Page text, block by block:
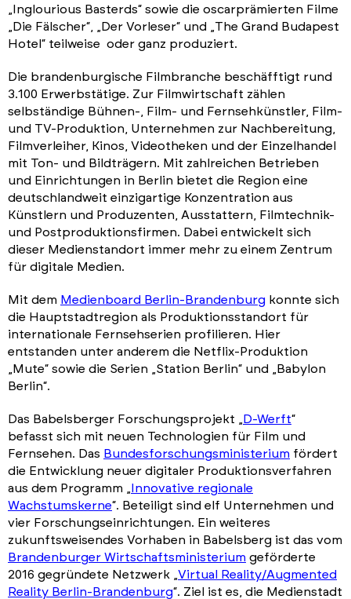
„Inglourious Basterds“ sowie die oscarprämierten Filme
„Die Fälscher“, „Der Vorleser“ und „The Grand Budapest
Hotel“ teilweise oder ganz produziert.
Die brandenburgische Filmbranche beschäfftigt rund
3.100 Erwerbstätige. Zur Filmwirtschaft zählen
selbständige Bühnen-, Film- und Fernsehkünstler, Film-
und TV-Produktion, Unternehmen zur Nachbereitung,
Filmverleiher, Kinos, Videotheken und der Einzelhandel
mit Ton- und Bildträgern. Mit zahlreichen Betrieben
und Einrichtungen in Berlin bietet die Region eine
deutschlandweit einzigartige Konzentration aus
Künstlern und Produzenten, Ausstattern, Filmtechnik-
und Postproduktionsfirmen. Dabei entwickelt sich
dieser Medienstandort immer mehr zu einem Zentrum
für digitale Medien.
Mit dem Medienboard Berlin-Brandenburg konnte sich
die Hauptstadtregion als Produktionsstandort für
internationale Fernsehserien profilieren. Hier
entstanden unter anderem die Netflix-Produktion
„Mute“ sowie die Serien „Station Berlin“ und „Babylon
Berlin“.
Das Babelsberger Forschungsprojekt „ D-Werft“
befasst sich mit neuen Technologien für Film und
Fernsehen. Das Bundesforschungsministerium fördert
die Entwicklung neuer digitaler Produktionsverfahren
aus dem Programm „
Innovative regionale
Wachstumskerne“. Beteiligt sind elf Unternehmen und
vier Forschungseinrichtungen. Ein weiteres
zukunftsweisendes Vorhaben in Babelsberg ist das vom
Brandenburger Wirtschaftsministerium geförderte
2016 gegründete Netzwerk „ Virtual Reality/Augmented
Reality Berlin-Brandenburg“. Ziel ist es, die Medienstadt